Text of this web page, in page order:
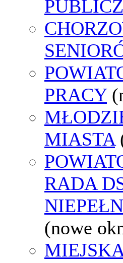
PRACY
MIASTA
RADA
(nowe